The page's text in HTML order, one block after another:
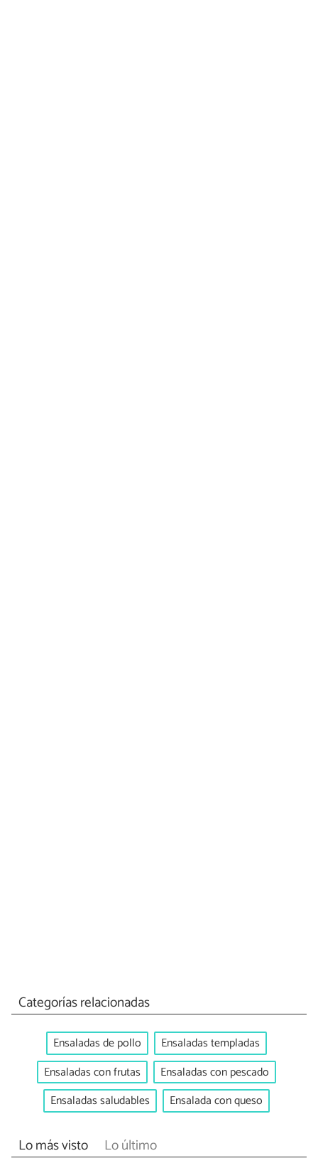
Categorías relacionadas
Ensaladas de pollo
Ensaladas templadas
Ensaladas con frutas
Ensaladas con pescado
Ensaladas saludables
Ensalada con queso
Lo más visto Lo último